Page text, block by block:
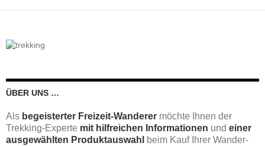
ÜBER UNS …
Als begeisterter Freizeit-Wanderer möchte Ihnen der
Trekking-Experte mit hilfreichen Informationen und einer
ausgewählten Produktauswahl
beim Kauf Ihrer Wander-